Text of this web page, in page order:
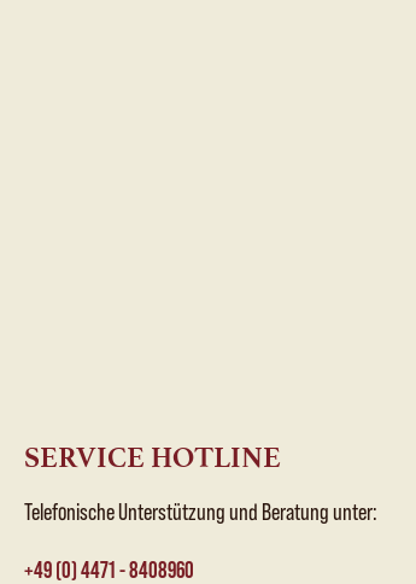
SERVICE HOTLINE
Telefonische Unterstützung und Beratung unter:
+49 (0) 4471 - 8408960